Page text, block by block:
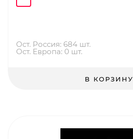
Ост. Россия: 684 шт.
Ост. Европа: 0 шт.
В КОРЗИНУ